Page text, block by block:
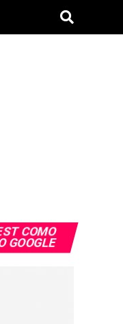
COMO
GOOGLE